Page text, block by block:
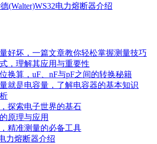
(Walter)WS32电力熔断器介绍
好坏，一篇文章教你轻松掌握测量技巧
，理解其应用与重要性
换算，uF、nF与pF之间的转换秘籍
就是电容量，了解电容器的基本知识
探索电子世界的基石
原理与应用
精准测量的必备工具
力熔断器介绍